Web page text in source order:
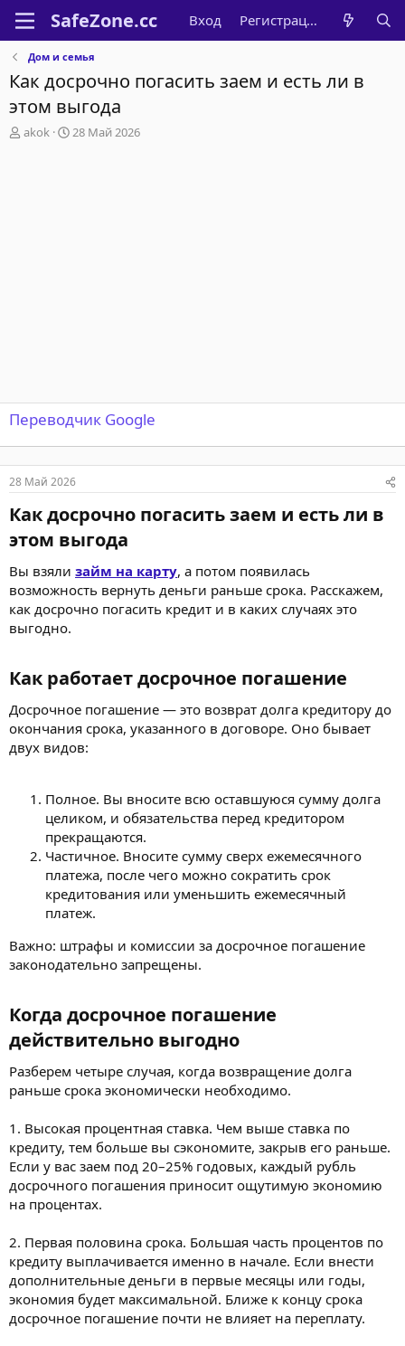
Вход Регистрация
Дом и семья
Как досрочно погасить заем и есть ли в
этом выгода
А
akok
Д
28 Май 2026
Переводчик Google
28 Май 2026
Как досрочно погасить заем и есть ли в
этом выгода​
Вы взяли займ на карту, а потом появилась
возможность вернуть деньги раньше срока. Расскажем,
как досрочно погасить кредит и в каких случаях это
выгодно.
Как работает досрочное погашение​
Досрочное погашение — это возврат долга кредитору до
окончания срока, указанного в договоре. Оно бывает
двух видов:
Полное. Вы вносите всю оставшуюся сумму долга
целиком, и обязательства перед кредитором
прекращаются.
Частичное. Вносите сумму сверх ежемесячного
платежа, после чего можно сократить срок
кредитования или уменьшить ежемесячный
платеж.
Важно: штрафы и комиссии за досрочное погашение
законодательно запрещены.
Когда досрочное погашение
действительно выгодно​
Разберем четыре случая, когда возвращение долга
раньше срока экономически необходимо.
1. Высокая процентная ставка. Чем выше ставка по
кредиту, тем больше вы сэкономите, закрыв его раньше.
Если у вас заем под 20–25% годовых, каждый рубль
досрочного погашения приносит ощутимую экономию
на процентах.
2. Первая половина срока. Большая часть процентов по
кредиту выплачивается именно в начале. Если внести
дополнительные деньги в первые месяцы или годы,
экономия будет максимальной. Ближе к концу срока
досрочное погашение почти не влияет на переплату.